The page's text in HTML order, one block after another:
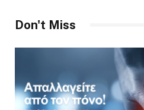
Don't Miss